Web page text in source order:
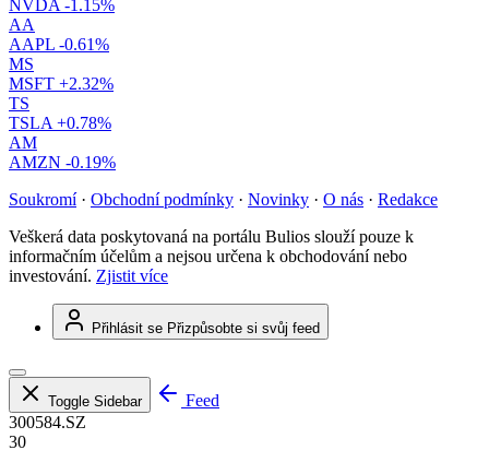
NVDA -1.15%
AA
AAPL -0.61%
MS
MSFT +2.32%
TS
TSLA +0.78%
AM
AMZN -0.19%
Soukromí · Obchodní podmínky · Novinky · O nás · Redakce
Veškerá data poskytovaná na portálu Bulios slouží pouze k
informačním účelům a nejsou určena k obchodování nebo
investování. Zjistit více
Přihlásit se Přizpůsobte si svůj feed
Toggle Sidebar
Feed
300584.SZ
30